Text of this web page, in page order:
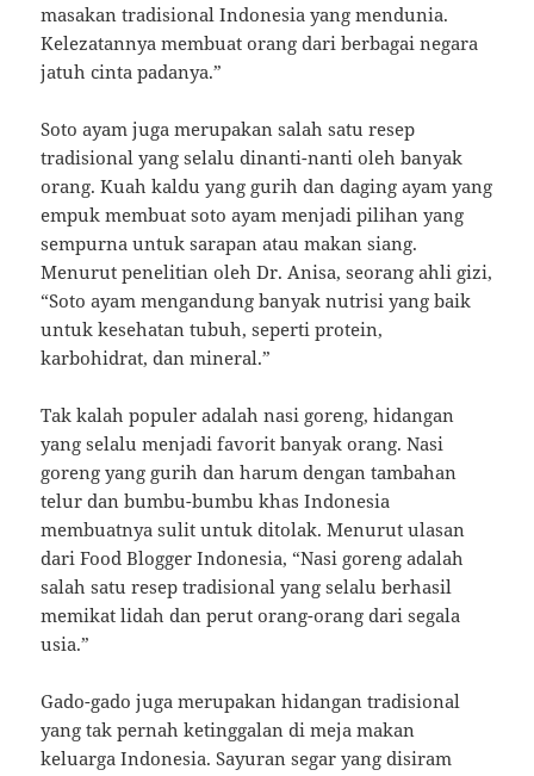
masakan tradisional Indonesia yang mendunia.
Kelezatannya membuat orang dari berbagai negara
jatuh cinta padanya.”
Soto ayam juga merupakan salah satu resep
tradisional yang selalu dinanti-nanti oleh banyak
orang. Kuah kaldu yang gurih dan daging ayam yang
empuk membuat soto ayam menjadi pilihan yang
sempurna untuk sarapan atau makan siang.
Menurut penelitian oleh Dr. Anisa, seorang ahli gizi,
“Soto ayam mengandung banyak nutrisi yang baik
untuk kesehatan tubuh, seperti protein,
karbohidrat, dan mineral.”
Tak kalah populer adalah nasi goreng, hidangan
yang selalu menjadi favorit banyak orang. Nasi
goreng yang gurih dan harum dengan tambahan
telur dan bumbu-bumbu khas Indonesia
membuatnya sulit untuk ditolak. Menurut ulasan
dari Food Blogger Indonesia, “Nasi goreng adalah
salah satu resep tradisional yang selalu berhasil
memikat lidah dan perut orang-orang dari segala
usia.”
Gado-gado juga merupakan hidangan tradisional
yang tak pernah ketinggalan di meja makan
keluarga Indonesia. Sayuran segar yang disiram